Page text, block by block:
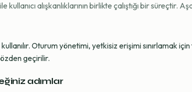
alışkanlıklarının birlikte çalıştığı bir süreçtir.
Oturum yönetimi, yetkisiz erişimi sınırlamak
geçirilir.
adımlar